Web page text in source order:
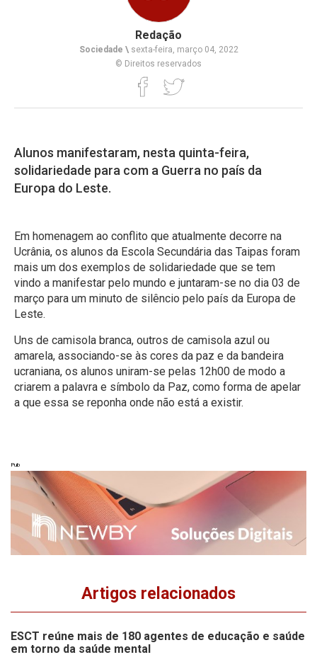
Redação
Sociedade \sexta-feira, março 04, 2022
© Direitos reservados
Alunos manifestaram, nesta quinta-feira,
solidariedade para com a Guerra no país da
Europa do Leste.
Em homenagem ao conflito que atualmente decorre na
Ucrânia, os alunos da Escola Secundária das Taipas foram
mais um dos exemplos de solidariedade que se tem
vindo a manifestar pelo mundo e juntaram-se no dia 03 de
março para um minuto de silêncio pelo país da Europa de
Leste.
Uns de camisola branca, outros de camisola azul ou
amarela, associando-se às cores da paz e da bandeira
ucraniana, os alunos uniram-se pelas 12h00 de modo a
criarem a palavra e símbolo da Paz, como forma de apelar
a que essa se reponha onde não está a existir.
Pub
Artigos relacionados
ESCT reúne mais de 180 agentes de educação e saúde
em torno da saúde mental